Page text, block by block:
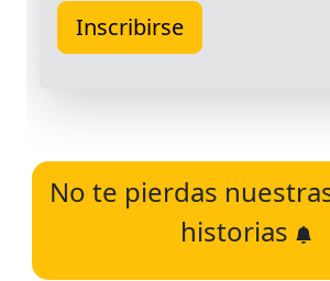
No te pierdas
historias